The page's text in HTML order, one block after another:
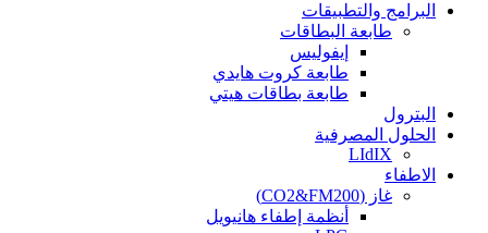
البرامج والتطبيقات
طابعة البطاقات
إيفوليس
طابعة كروت هايدي
طابعة بطاقات هيتي
البترول
الحلول المصرفية
LIdIX
الاطفاء
غاز (CO2&FM200)
أنظمة إطفاء هانيويل